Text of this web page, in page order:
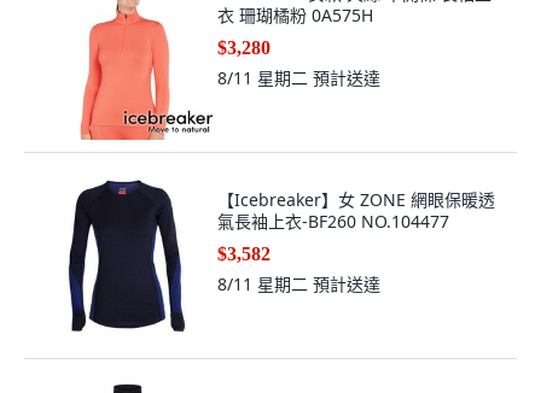
衣 珊瑚橘粉 0A575H
$3,280
8/11 星期二 預計送達
【Icebreaker】女 ZONE 網眼保暖透
氣長袖上衣-BF260 NO.104477
$3,582
8/11 星期二 預計送達